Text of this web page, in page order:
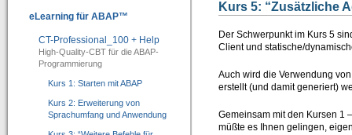
Checklisten-Dokumentation von BW-Objekten
CT-Assist 7.1
=> Add-On zur Softwaretechnologie der SAP SE: Analyse, Entwicklung,
IT-Leitung
Kurs 5: “Zusätzliche
Der Schwerpunkt im Kurs 5
Client und statische/
Auch wird die Verwendung
erstellt (und damit generiert)
Gemeinsam mit den Kursen 1
müßte es Ihnen gelingen,
eLearning für ABAP™
CT-Professional_100 + Help
High-Quality-CBT für die ABAP-
Programmierung
Kurs 1: Starten mit ABAP
Kurs 2: Erweiterung von
Sprachumfang und Anwendung